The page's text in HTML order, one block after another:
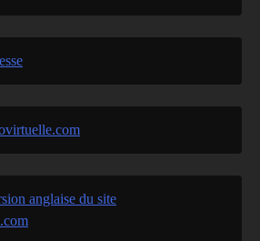
anglaise du site